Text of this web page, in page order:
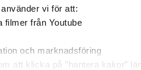
vi för att:
filmer från Youtube
och marknadsföring
att klicka på ”hantera kakor”